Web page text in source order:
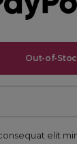
Out-of-
elit